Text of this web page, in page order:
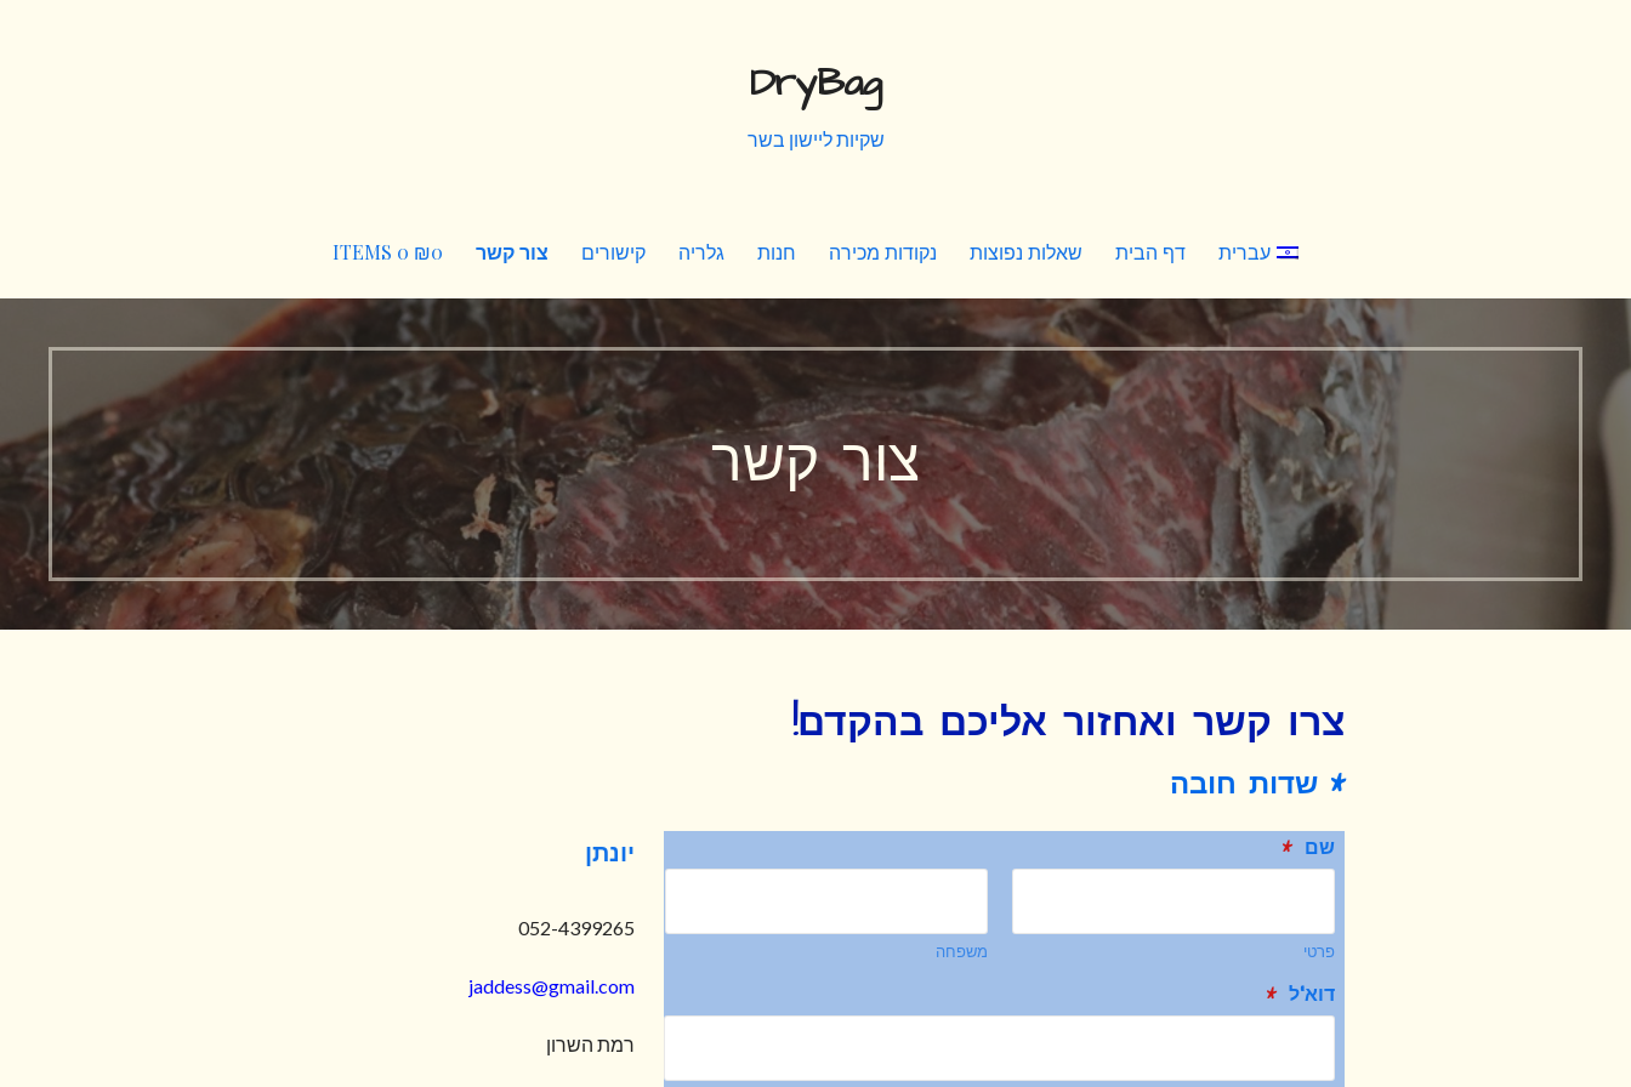
DryBag
שקיות ליישון בשר
עברית דף הבית שאלות נפוצות נקודות מכירה חנות גלריה קישורים צור קשר ₪0
0 ITEMS
צור קשר
צרו קשר ואחזור אליכם בהקדם!
* שדות חובה
שם *
פרטי משפחה
דוא"ל *
יונתן
052-4399265
jaddess@gmail.com
רמת השרון